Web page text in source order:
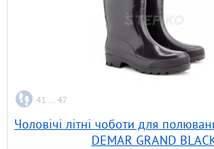
41 ... 47
Чоловічі літні чоботи для
DEMAR GRAND